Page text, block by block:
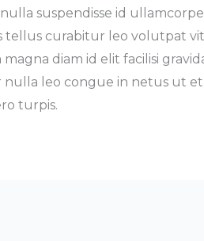
suspendisse id
tellus curabitur leo volutpat
magna diam id elit facilisi
nulla leo congue in netus ut
turpis.